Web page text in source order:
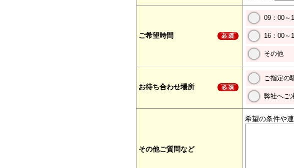
ご希望時間
09：00～
16：00～
その他
お待ち合わせ場所
ご指定の
弊社へご
その他ご質問など
希望の条件や